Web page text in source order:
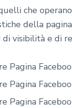
che
della
visibilità e di
Pagina
Pagina
Pagina